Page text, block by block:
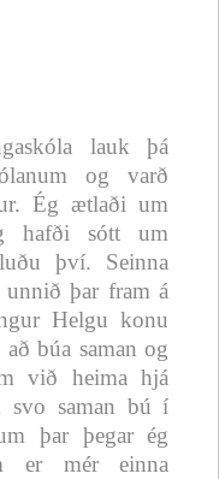
lauk þá
og varð
Ég ætlaði um
hafði sótt um
því. Seinna
þar fram á
Helgu konu
búa saman og
við heima hjá
svo saman bú í
þar þegar ég
er mér einna